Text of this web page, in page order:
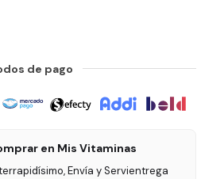
de pago
en Mis Vitaminas
Envía y Servientrega